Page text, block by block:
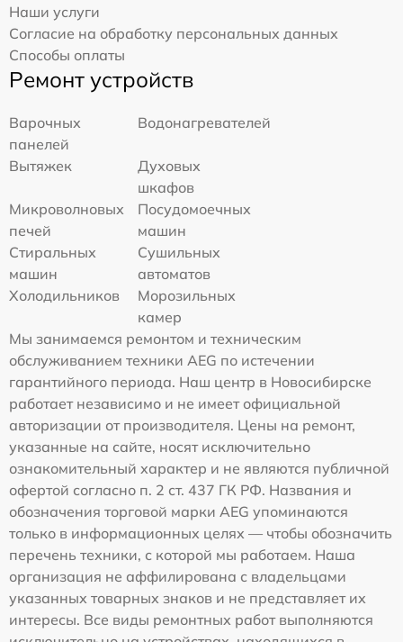
Наши услуги
Согласие на обработку персональных данных
Способы оплаты
Ремонт устройств
Варочных
панелей
Водонагревателей
Вытяжек
Духовых
шкафов
Микроволновых
печей
Посудомоечных
машин
Стиральных
машин
Сушильных
автоматов
Холодильников
Морозильных
камер
Мы занимаемся ремонтом и техническим
обслуживанием техники AEG по истечении
гарантийного периода. Наш центр в Новосибирске
работает независимо и не имеет официальной
авторизации от производителя. Цены на ремонт,
указанные на сайте, носят исключительно
ознакомительный характер и не являются публичной
офертой согласно п. 2 ст. 437 ГК РФ. Названия и
обозначения торговой марки AEG упоминаются
только в информационных целях — чтобы обозначить
перечень техники, с которой мы работаем. Наша
организация не аффилирована с владельцами
указанных товарных знаков и не представляет их
интересы. Все виды ремонтных работ выполняются